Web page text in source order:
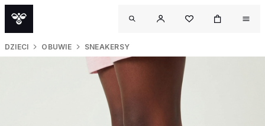
DZIECI OBUWIE SNEAKERSY